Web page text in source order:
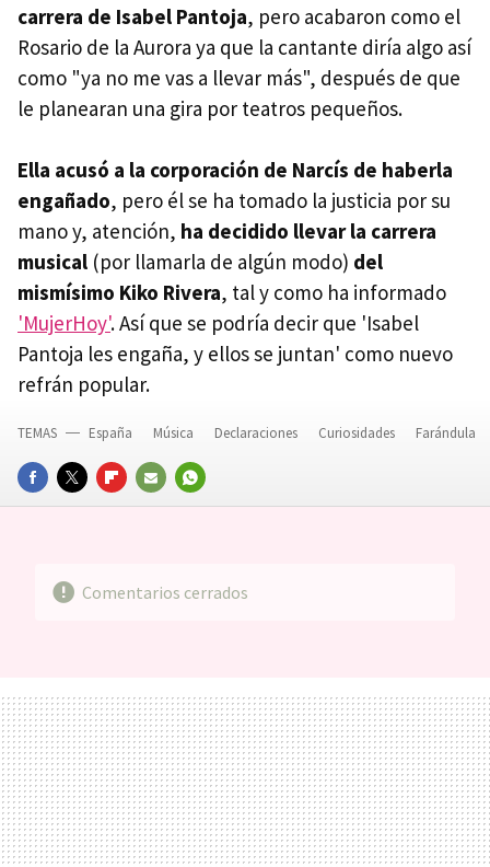
carrera de Isabel Pantoja, pero acabaron como el
Rosario de la Aurora ya que la cantante diría algo así
como "ya no me vas a llevar más", después de que
le planearan una gira por teatros pequeños.
Ella acusó a la corporación de Narcís de haberla
engañado, pero él se ha tomado la justicia por su
mano y, atención, ha decidido llevar la carrera
musical (por llamarla de algún modo) del
mismísimo Kiko Rivera, tal y como ha informado
'MujerHoy'. Así que se podría decir que 'Isabel
Pantoja les engaña, y ellos se juntan' como nuevo
refrán popular.
FACEBOOKTWITTERFLIPBOARD
E-
WHATSAPP
TEMAS España Música Declaraciones Curiosidades Farándula
Comentarios cerrados